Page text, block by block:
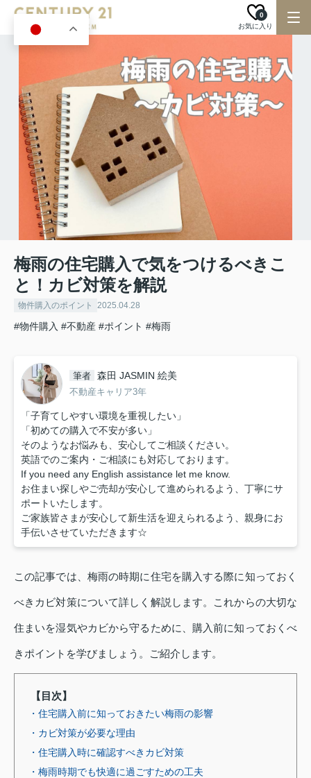
お気に入り
0
梅雨の住宅購入で気をつけるべきこ
と！カビ対策を解説
物件購入のポイント 2025.04.28
#物件購入 #不動産 #ポイント #梅雨
筆者 森田 JASMIN 絵美
不動産キャリア3年
「子育てしやすい環境を重視したい」
「初めての購入で不安が多い」
そのようなお悩みも、安心してご相談ください。
英語でのご案内・ご相談にも対応しております。
If you need any English assistance let me know.
お住まい探しやご売却が安心して進められるよう、丁寧にサ
ポートいたします。
ご家族皆さまが安心して新生活を迎えられるよう、親身にお
手伝いさせていただきます☆
この記事では、梅雨の時期に住宅を購入する際に知っておく
べきカビ対策について詳しく解説します。これからの大切な
住まいを湿気やカビから守るために、購入前に知っておくべ
きポイントを学びましょう。ご紹介します。
【目次】
・住宅購入前に知っておきたい梅雨の影響
・カビ対策が必要な理由
・住宅購入時に確認すべきカビ対策
・梅雨時期でも快適に過ごすための工夫